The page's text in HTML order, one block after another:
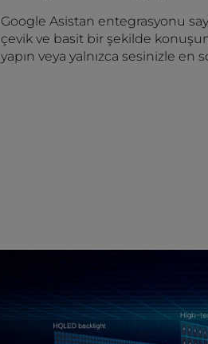
Google Asistan entegrasyonu
çevik ve basit bir şekilde
yapın veya yalnızca sesinizle en